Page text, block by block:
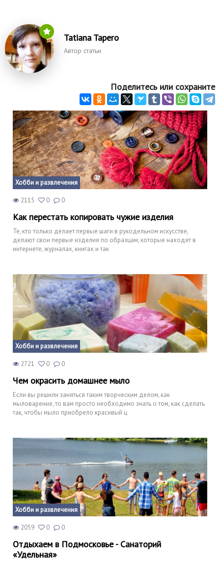
Tatiana Tapero
Автор статьи
Поделитесь или сохраните
Хобби и развлечения
2115 0 0
Как перестать копировать чужие изделия
Те, кто только делает первые шаги в рукодельном искусстве,
делают свои первые изделия по образцам, которые находят в
интернете, журналах, книгах и так
Хобби и развлечения
2721 0 0
Чем окрасить домашнее мыло
Если вы решили заняться таким творческим делом, как
мыловарение, то вам просто необходимо знать о том, как сделать
так, чтобы мыло приобрело красивый ц
Хобби и развлечения
2059 0 0
Отдыхаем в Подмосковье - Санаторий
«Удельная»